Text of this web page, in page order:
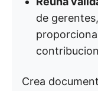
de
Crea